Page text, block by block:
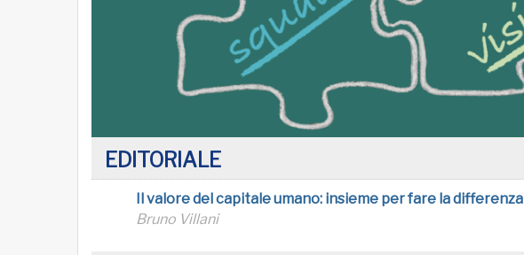
EDITORIALE
Il valore del capitale umano: insieme per fare la differenza
Bruno Villani